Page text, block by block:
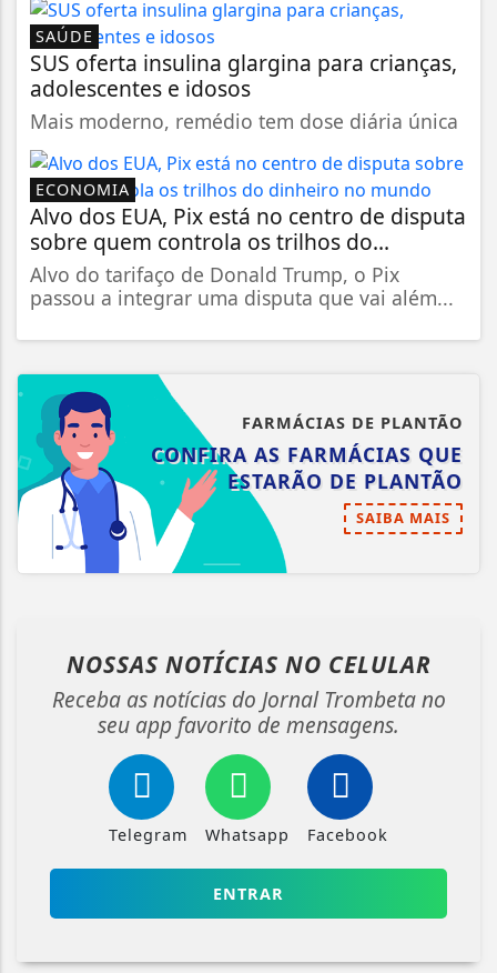
SAÚDE
SUS oferta insulina glargina para crianças,
adolescentes e idosos
Mais moderno, remédio tem dose diária única
ECONOMIA
Alvo dos EUA, Pix está no centro de disputa
sobre quem controla os trilhos do...
Alvo do tarifaço de Donald Trump, o Pix
passou a integrar uma disputa que vai além...
FARMÁCIAS DE PLANTÃO
CONFIRA AS FARMÁCIAS QUE
ESTARÃO DE PLANTÃO
SAIBA MAIS
NOSSAS NOTÍCIAS NO CELULAR
Receba as notícias do Jornal Trombeta no
seu app favorito de mensagens.
Telegram Whatsapp Facebook
ENTRAR